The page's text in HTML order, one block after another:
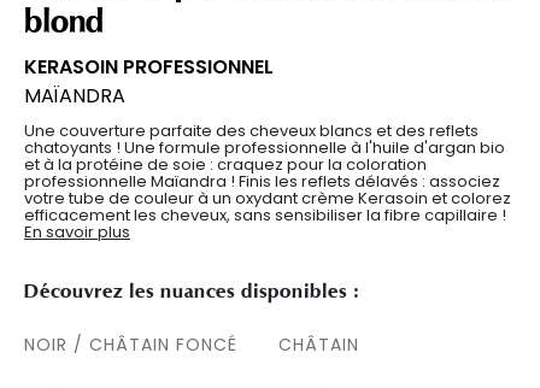
blond
KERASOIN PROFESSIONNEL
MAÏANDRA
Une couverture parfaite des cheveux blancs et des reflets
chatoyants ! Une formule professionnelle à l'huile d'argan bio
et à la protéine de soie : craquez pour la coloration
professionnelle Maïandra ! Finis les reflets délavés : associez
votre tube de couleur à un oxydant crème Kerasoin et colorez
efficacement les cheveux, sans sensibiliser la fibre capillaire !
En savoir plus
Découvrez les nuances disponibles :
NOIR / CHÂTAIN FONCÉ CHÂTAIN